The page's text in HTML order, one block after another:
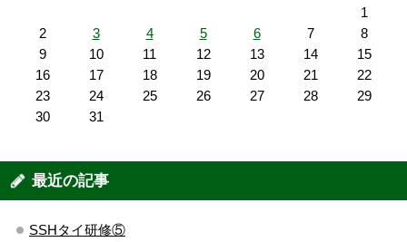
1
2
3 4 5 6 7
8
9
10 11 12 13 14
15
16
17 18 19 20 21
22
23
24 25 26 27 28
29
30
31
最近の記事
SSHタイ研修⑤